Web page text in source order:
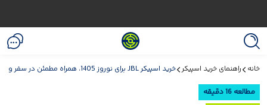
خانه راهنمای خرید اسپیکر خرید اسپیکر JBL برای نوروز 1405، همراه مطمئن در سفر و خانه
مطالعه 16 دقیقه